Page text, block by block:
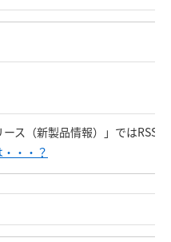
ス（新製品情報）」ではRSS
・・・？